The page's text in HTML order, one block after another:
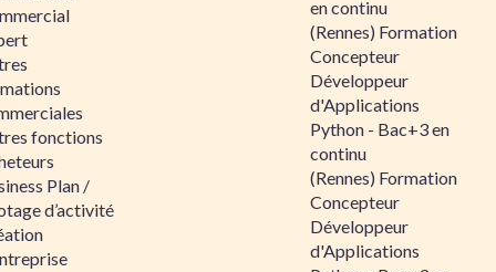
fonctions
Plan /
d’activité
en continu
(Rennes) Formation
Concepteur
Développeur
d'Applications
Python - Bac+3 en
continu
(Rennes) Formation
Concepteur
Développeur
d'Applications